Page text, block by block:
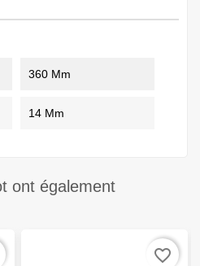
360 Mm
14 Mm
ont également
favorite_border